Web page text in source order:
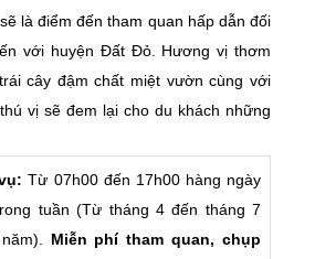
là điểm đến tham quan hấp dẫn đối
với huyện Đất Đỏ. Hương vị thơm
cây đậm chất miệt vườn cùng với
vị sẽ đem lại cho du khách những
Từ 07h00 đến 17h00 hàng ngày
tuần (Từ tháng 4 đến tháng 7
Miễn phí tham quan, chụp